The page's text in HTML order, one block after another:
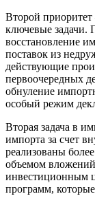
Второй
ключевые задачи.
восстановление
поставок из
действующие
первоочередных
обнуление
особый режим
Вторая задача в
импорта за счет
реализованы
объемом
инвестиционным
программ,